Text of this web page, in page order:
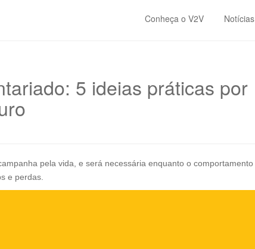
Conheça o V2V Notícias
5 ideias práticas por
pela vida, e será necessária enquanto o comportamento
e perdas.